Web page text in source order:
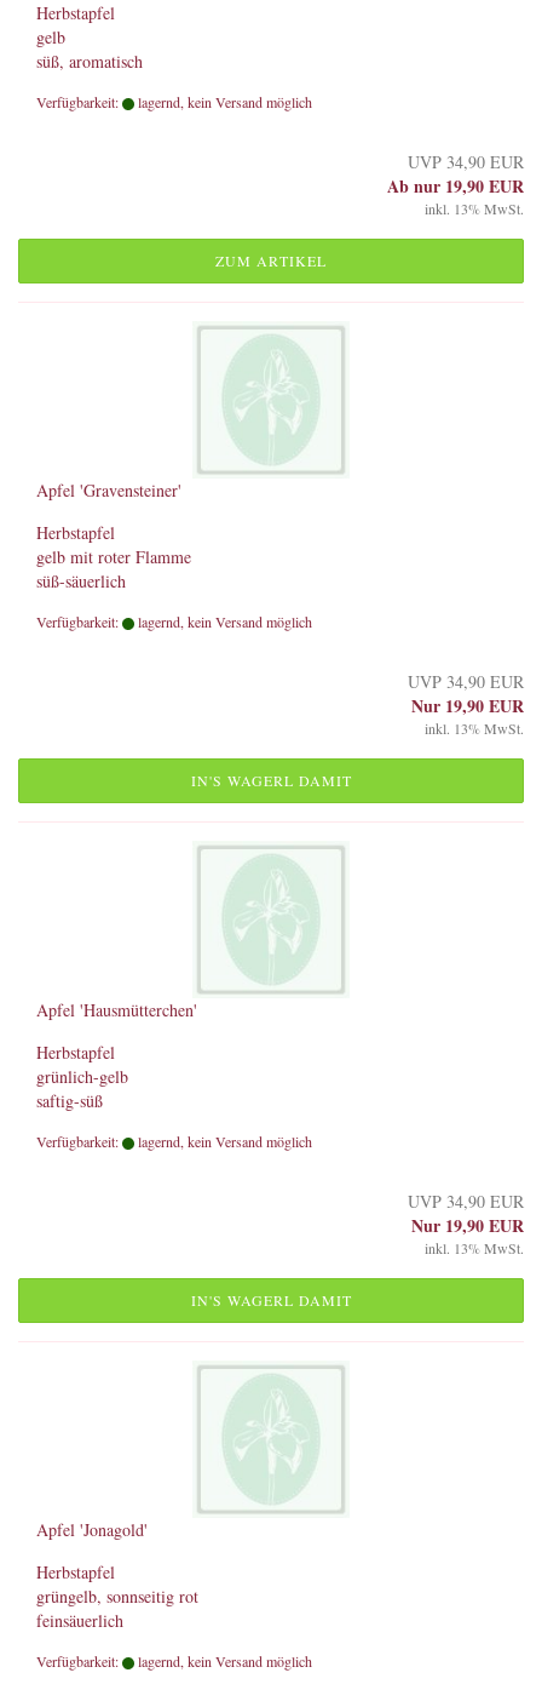
Herbstapfel
gelb
süß, aromatisch
Verfügbarkeit: lagernd, kein Versand möglich
UVP 34,90 EUR
Ab nur 19,90 EUR
inkl. 13% MwSt.
ZUM ARTIKEL
Apfel 'Gravensteiner'
Herbstapfel
gelb mit roter Flamme
süß-säuerlich
Verfügbarkeit: lagernd, kein Versand möglich
UVP 34,90 EUR
Nur 19,90 EUR
inkl. 13% MwSt.
IN'S WAGERL DAMIT
Apfel 'Hausmütterchen'
Herbstapfel
grünlich-gelb
saftig-süß
Verfügbarkeit: lagernd, kein Versand möglich
UVP 34,90 EUR
Nur 19,90 EUR
inkl. 13% MwSt.
IN'S WAGERL DAMIT
Apfel 'Jonagold'
Herbstapfel
grüngelb, sonnseitig rot
feinsäuerlich
Verfügbarkeit: lagernd, kein Versand möglich